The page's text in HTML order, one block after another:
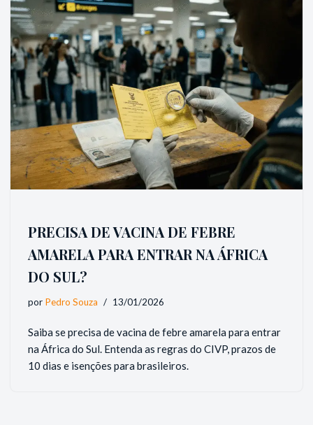
PRECISA DE VACINA DE FEBRE
AMARELA PARA ENTRAR NA ÁFRICA
DO SUL?
por Pedro Souza 13/01/2026
Saiba se precisa de vacina de febre amarela para entrar
na África do Sul. Entenda as regras do CIVP, prazos de
10 dias e isenções para brasileiros.